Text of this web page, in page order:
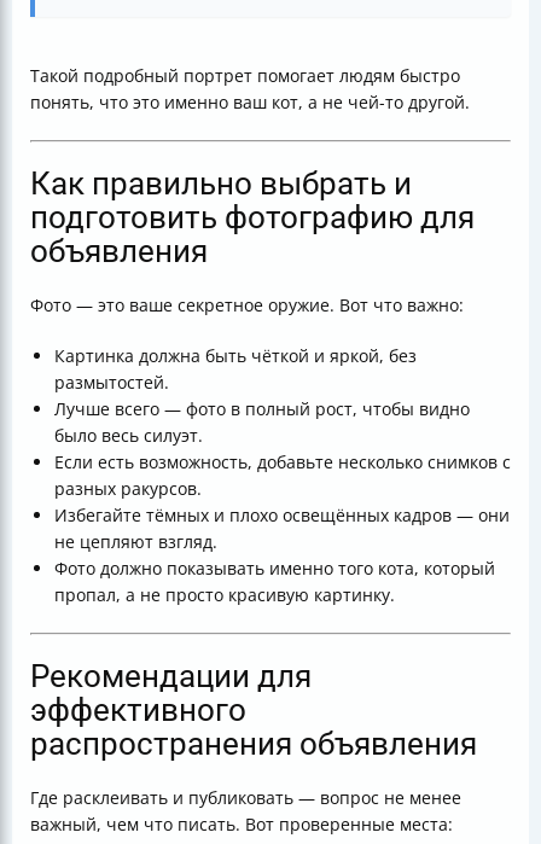
Такой подробный портрет помогает людям быстро
понять, что это именно ваш кот, а не чей-то другой.
Как правильно выбрать и
подготовить фотографию для
объявления
Фото — это ваше секретное оружие. Вот что важно:
Картинка должна быть чёткой и яркой, без
размытостей.
Лучше всего — фото в полный рост, чтобы видно
было весь силуэт.
Если есть возможность, добавьте несколько снимков с
разных ракурсов.
Избегайте тёмных и плохо освещённых кадров — они
не цепляют взгляд.
Фото должно показывать именно того кота, который
пропал, а не просто красивую картинку.
Рекомендации для
эффективного
распространения объявления
Где расклеивать и публиковать — вопрос не менее
важный, чем что писать. Вот проверенные места: